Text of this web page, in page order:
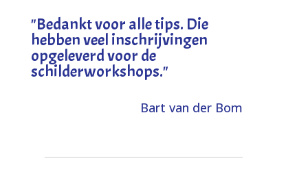
"Bedankt voor alle tips. Die
hebben veel inschrijvingen
opgeleverd voor de
schilderworkshops."
Bart van der Bom